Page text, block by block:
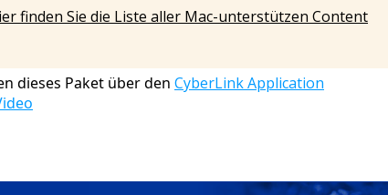
finden Sie die Liste aller Mac-unterstützen Content
dieses Paket über den CyberLink Application